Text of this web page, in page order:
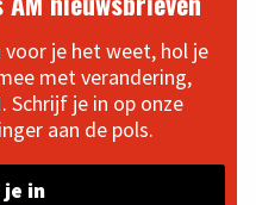
voor je het weet, hol je
met verandering,
Schrijf je in op onze
aan de pols.
in